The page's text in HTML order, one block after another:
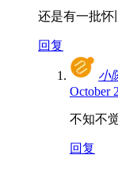
还是有一批怀
回复
小
October
不知不
回复